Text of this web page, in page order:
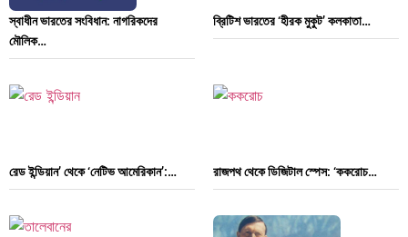
স্বাধীন ভারতের সংবিধান: নাগরিকদের
মৌলিক…
ব্রিটিশ ভারতের ‘হীরক মুকুট’ কলকাতা…
রেড ইন্ডিয়ান’ থেকে ‘নেটিভ আমেরিকান’:… রাজপথ থেকে ডিজিটাল স্পেস: ‘ককরোচ…